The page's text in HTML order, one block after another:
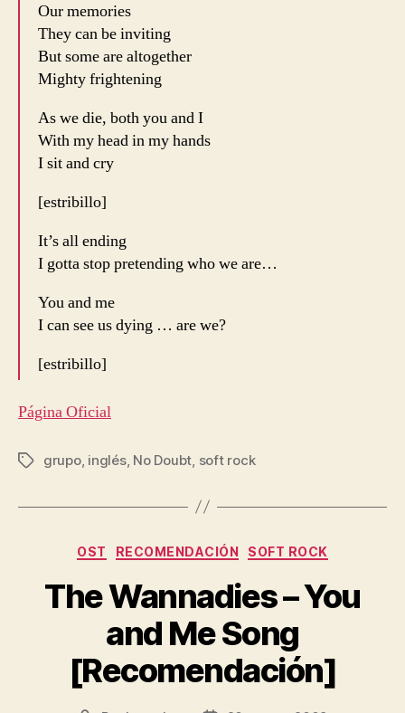
Our memories
They can be inviting
But some are altogether
Mighty frightening
As we die, both you and I
With my head in my hands
I sit and cry
[estribillo]
It’s all ending
I gotta stop pretending who we are…
You and me
I can see us dying … are we?
[estribillo]
Página Oficial
Etiquetas
grupo, inglés, No Doubt, soft rock
Categorías
OST RECOMENDACIÓN SOFT ROCK
The Wannadies – You
and Me Song
[Recomendación]